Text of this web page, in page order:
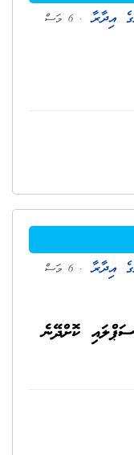
އިދާރާ
. 6 މަސް
އިދާރާ
. 6 މަސް
ކޮށްދޭނެ